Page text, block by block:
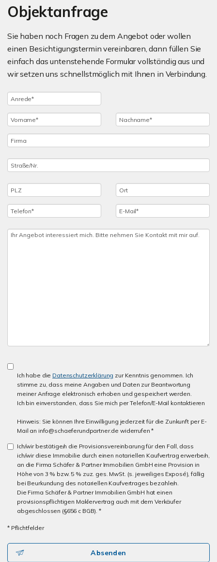
Objektanfrage
Sie haben noch Fragen zu dem Angebot oder wollen
einen Besichtigungstermin vereinbaren, dann füllen Sie
einfach das untenstehende Formular vollständig aus und
wir setzen uns schnellstmöglich mit Ihnen in Verbindung.
Ich habe die Datenschutzerklärung zur Kenntnis genommen. Ich
stimme zu, dass meine Angaben und Daten zur Beantwortung
meiner Anfrage elektronisch erhoben und gespeichert werden.
Ich bin einverstanden, dass Sie mich per Telefon/E-Mail kontaktieren
Hinweis: Sie können Ihre Einwilligung jederzeit für die Zunkunft per E-
Mail an info@schaeferundpartner.de widerrufen *
Ich/wir bestätige/n die Provisionsvereinbarung für den Fall, dass
ich/wir diese Immobilie durch einen notariellen Kaufvertrag erwerbe/n,
an die Firma Schäfer & Partner Immobilien GmbH eine Provision in
Höhe von 3 % bzw. 5 % zuz. ges. MwSt. (s. jeweiliges Exposé), fällig
bei Beurkundung des notariellen Kaufvertrages bezahle/n.
Die Firma Schäfer & Partner Immobilien GmbH hat einen
provisionspflichtigen Maklervertrag auch mit dem Verkäufer
abgeschlossen (§656 c BGB). *
* Pflichtfelder
Absenden